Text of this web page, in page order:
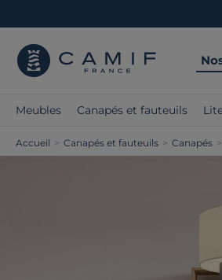
Meubles Canapés et fauteuils
Accueil > Canapés et fauteuils > Canapés >